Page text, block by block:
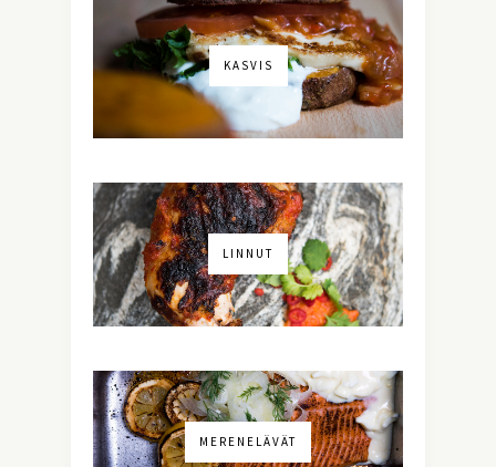
KASVIS
LINNUT
MERENELÄVÄT